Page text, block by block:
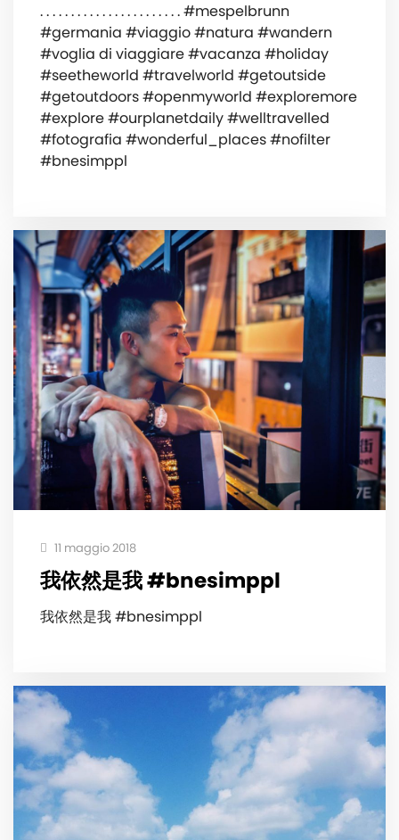
. . . . . . . . . . . . . . . . . . . . . . . #mespelbrunn
#germania #viaggio #natura #wandern
#voglia di viaggiare #vacanza #holiday
#seetheworld #travelworld #getoutside
#getoutdoors #openmyworld #exploremore
#explore #ourplanetdaily #welltravelled
#fotografia #wonderful_places #nofilter
#bnesimppl
11 maggio 2018
我依然是我 #bnesimppl
我依然是我 #bnesimppl